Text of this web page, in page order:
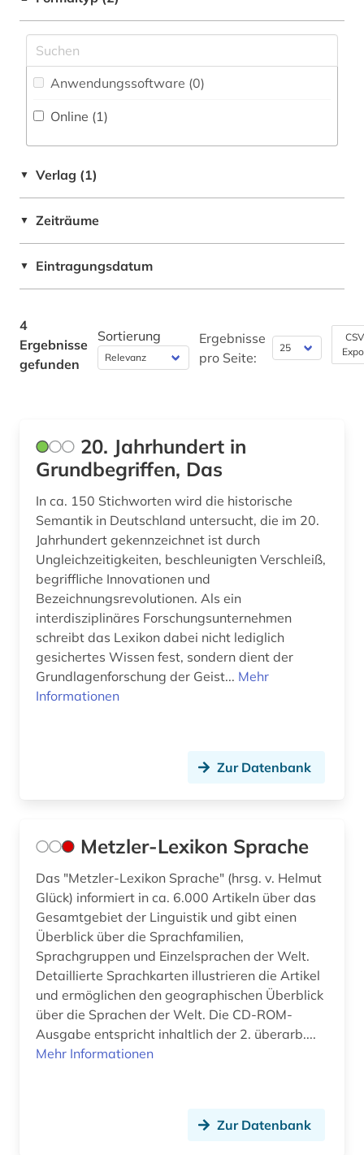
Philosophie (0)
Politologie (0)
Rechtswissenschaft (0)
Theologie und Religionswissenschaften (0)
Wissenschaftskunde, Forschung, Hochschul-,
Museumswesen (0)
Anwendungssoftware (0)
Online (1)
▼ Verlag (1)
▼ Zeiträume
▼ Eintragungsdatum
4
Ergebnisse
gefunden
Sortierung
Ergebnisse
pro Seite:
20. Jahrhundert in
Grundbegriffen, Das
In ca. 150 Stichworten wird die historische
Semantik in Deutschland untersucht, die im 20.
Jahrhundert gekennzeichnet ist durch
Ungleichzeitigkeiten, beschleunigten Verschleiß,
begriffliche Innovationen und
Bezeichnungsrevolutionen. Als ein
interdisziplinäres Forschungsunternehmen
schreibt das Lexikon dabei nicht lediglich
gesichertes Wissen fest, sondern dient der
Grundlagenforschung der Geist... Mehr
Informationen
Zur Datenbank
Metzler-Lexikon Sprache
Das "Metzler-Lexikon Sprache" (hrsg. v. Helmut
Glück) informiert in ca. 6.000 Artikeln über das
Gesamtgebiet der Linguistik und gibt einen
Überblick über die Sprachfamilien,
Sprachgruppen und Einzelsprachen der Welt.
Detaillierte Sprachkarten illustrieren die Artikel
und ermöglichen den geographischen Überblick
über die Sprachen der Welt. Die CD-ROM-
Ausgabe entspricht inhaltlich der 2. überarb....
Mehr Informationen
Zur Datenbank